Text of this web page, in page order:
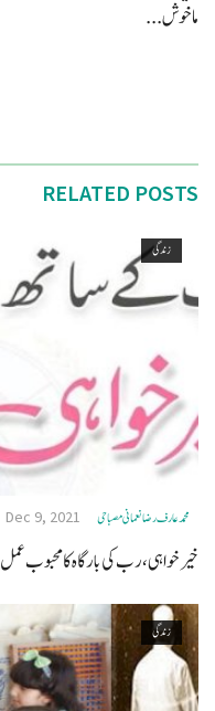
ماخوش...
RELATED POSTS
زندگی
محمد عارف رضا نعمانی مصباحی Dec 9, 2021
خیرخواہی، رب کی بارگاہ کا محبوب عمل
زندگی